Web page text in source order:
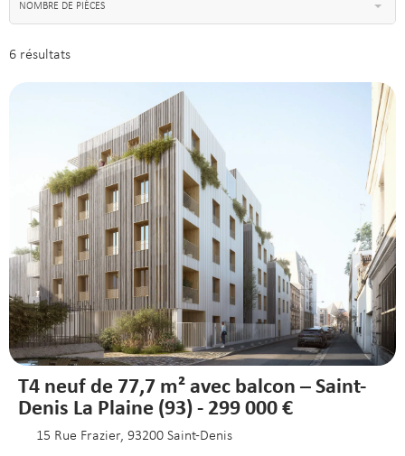
NOMBRE DE PIÈCES
6 résultats
T4 neuf de 77,7 m² avec balcon – Saint-
Denis La Plaine (93) - 299 000 €
15 Rue Frazier, 93200 Saint-Denis